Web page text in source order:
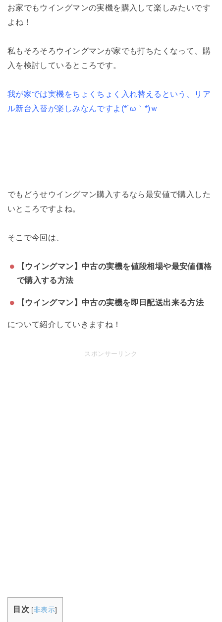
お家でもウイングマンの実機を購入して楽しみたいです
よね！
私もそろそろウイングマンが家でも打ちたくなって、購
入を検討しているところです。
我が家では実機をちょくちょく入れ替えるという、リア
ル新台入替が楽しみなんですよ(*´ω｀*)ｗ
でもどうせウイングマン購入するなら最安値で購入した
いところですよね。
そこで今回は、
【ウイングマン】中古の実機を値段相場や最安値価格
で購入する方法
【ウイングマン】中古の実機を即日配送出来る方法
について紹介していきますね！
スポンサーリンク
目次 [非表示]